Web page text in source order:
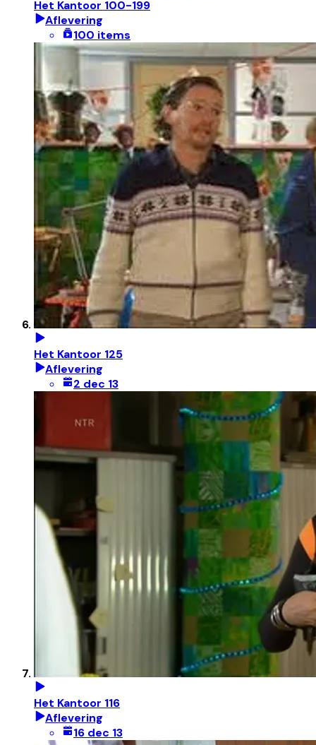
Het Kantoor 100-199
Aflevering
100 items
Het Kantoor 125
Aflevering
2 dec 13
Het Kantoor 116
Aflevering
16 dec 13